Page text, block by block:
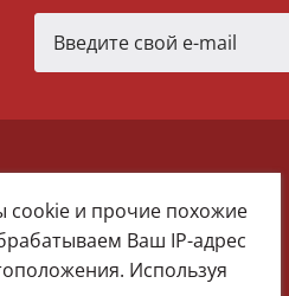
(Мира 2)
cookie и прочие похожие
Ваш IP-адрес
Используя